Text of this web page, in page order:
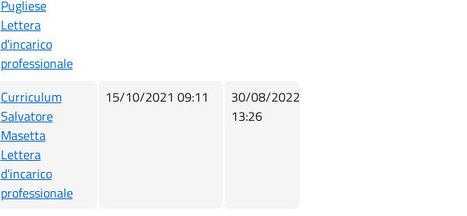
Pugliese
Lettera
d'incarico
professionale
Curriculum
Salvatore
Masetta
Lettera
d'incarico
professionale
15/10/2021 09:11
30/08/2022
13:26